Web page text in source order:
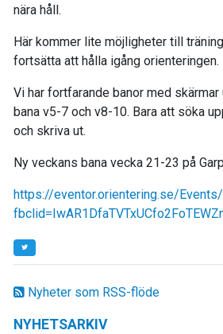
Nyheter som RSS-flöde
NYHETSARKIV
nära håll.
Här kommer lite möjligheter till
fortsätta att hålla igång orienteringen.
Vi har fortfarande banor med
bana v5-7 och v8-10. Bara att söka
och skriva ut.
Ny veckans bana vecka 21-23 på
https://eventor.orientering.se/